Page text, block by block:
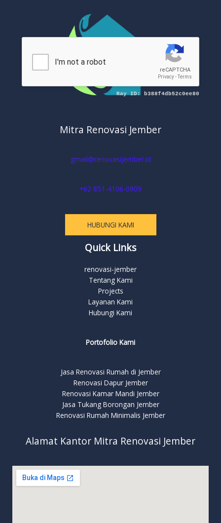
Mitra Renovasi Jember
gmail@renovasijember.id
+62 851-4106-0909
HUBUNGI KAMI
Quick Links
renovasi-jember
Tentang Kami
Projects
Layanan Kami
Hubungi Kami
Portofolio Kami
Jasa Renovasi Rumah di Jember
Renovasi Dapur Jember
Renovasi Kamar Mandi Jember
Jasa Tukang Borongan Jember
Renovasi Rumah Minimalis Jember
Alamat Kantor Mitra Renovasi Jember